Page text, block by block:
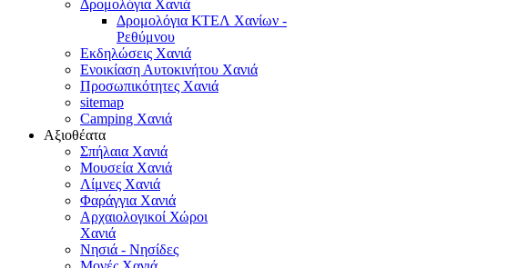
Δρομολόγια Χανιά
Δρομολόγια ΚΤΕΛ Χανίων -
Ρεθύμνου
Εκδηλώσεις Χανιά
Ενοικίαση Αυτοκινήτου Χανιά
Προσωπικότητες Χανιά
sitemap
Camping Χανιά
Αξιοθέατα
Σπήλαια Χανιά
Μουσεία Χανιά
Λίμνες Χανιά
Φαράγγια Χανιά
Αρχαιολογικοί Χώροι
Χανιά
Νησιά - Νησίδες